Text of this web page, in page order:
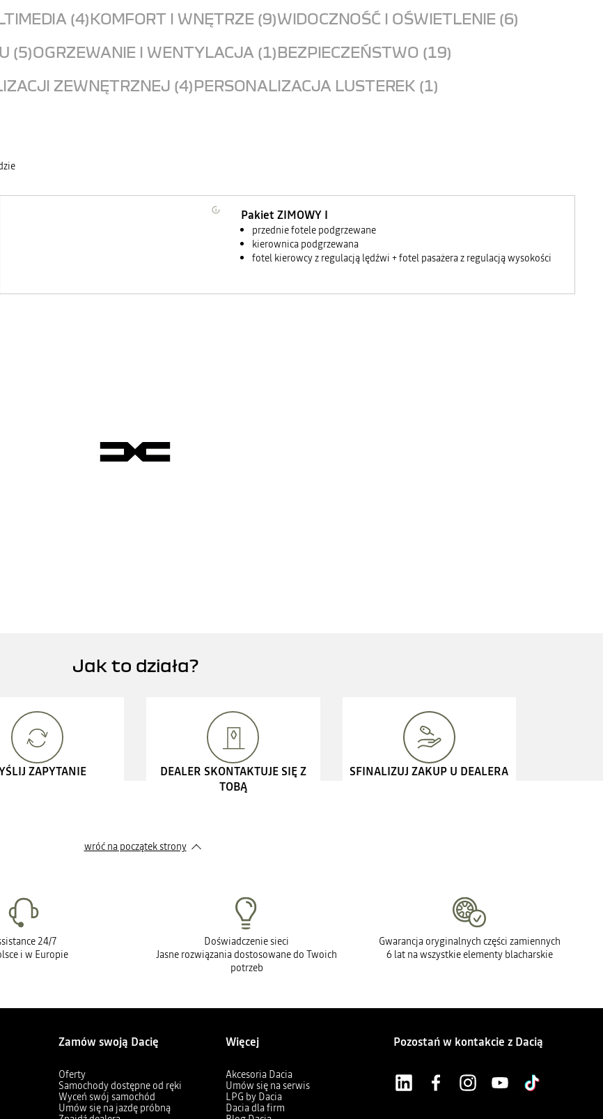
(4)KOMFORT I WNĘTRZE (9)WIDOCZNOŚĆ I OŚWIETLENIE (6)
(5)OGRZEWANIE I WENTYLACJA (1)BEZPIECZEŃSTWO (19)
ZEWNĘTRZNEJ (4)PERSONALIZACJA LUSTEREK (1)
Pakiet ZIMOWY I
przednie fotele podgrzewane
kierownica podgrzewana
fotel kierowcy z regulacją lędźwi + fotel pasażera z regulacją wysokości
Jak to działa?
ZAPYTANIE
DEALER SKONTAKTUJE SIĘ Z
TOBĄ
SFINALIZUJ ZAKUP U DEALERA
wróć na początek strony
24/7
i w Europie
Doświadczenie sieci
Jasne rozwiązania dostosowane do Twoich
potrzeb
Gwarancja oryginalnych części zamiennych
6 lat na wszystkie elementy blacharskie
Zamów swoją Dacię
Oferty
Samochody dostępne od ręki
Wyceń swój samochód
Umów się na jazdę próbną
Więcej
Akcesoria Dacia
Umów się na serwis
LPG by Dacia
Dacia dla firm
Pozostań w kontakcie z Dacią